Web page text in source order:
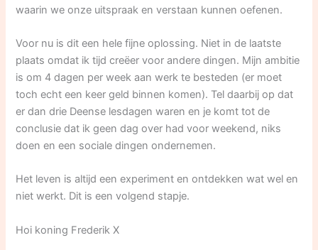
waarin we onze uitspraak en verstaan kunnen oefenen.
Voor nu is dit een hele fijne oplossing. Niet in de laatste
plaats omdat ik tijd creëer voor andere dingen. Mijn ambitie
is om 4 dagen per week aan werk te besteden (er moet
toch echt een keer geld binnen komen). Tel daarbij op dat
er dan drie Deense lesdagen waren en je komt tot de
conclusie dat ik geen dag over had voor weekend, niks
doen en een sociale dingen ondernemen.
Het leven is altijd een experiment en ontdekken wat wel en
niet werkt. Dit is een volgend stapje.
Hoi koning Frederik X